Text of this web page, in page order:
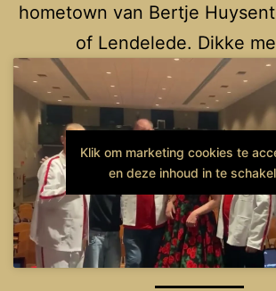
hometown van Bertje
of Lendelede. Dikke
Klik om marketing cookies te
en deze inhoud in te